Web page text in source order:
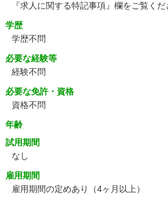
『求人に関する特記事項』欄をご覧くだ
学歴
学歴不問
必要な経験等
経験不問
必要な免許・資格
資格不問
年齢
試用期間
なし
雇用期間
雇用期間の定めあり（4ヶ月以上）